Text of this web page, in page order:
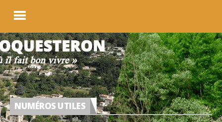
NUMÉROS UTILES